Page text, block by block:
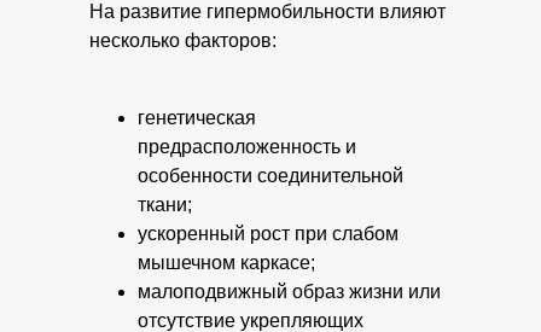
На развитие гипермобильности влияют
несколько факторов:
генетическая
предрасположенность и
особенности соединительной
ткани;
ускоренный рост при слабом
мышечном каркасе;
малоподвижный образ жизни или
отсутствие укрепляющих